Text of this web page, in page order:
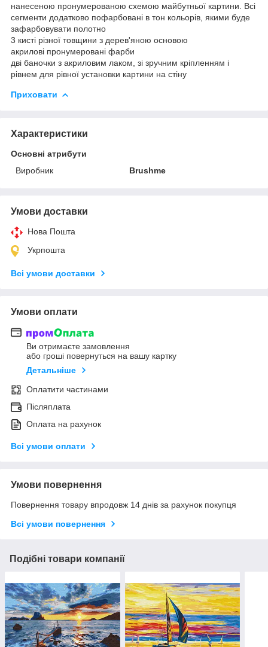
нанесеною пронумерованою схемою майбутньої картини. Всі
сегменти додатково пофарбовані в тон кольорів, якими буде
зафарбовувати полотно
3 кисті різної товщини з дерев'яною основою
акрилові пронумеровані фарби
дві баночки з акриловим лаком, зі зручним кріпленням і
рівнем для рівної установки картини на стіну
Приховати
Характеристики
Основні атрибути
Виробник
Brushme
Умови доставки
Нова Пошта
Укрпошта
Всі умови доставки
Умови оплати
Ви отримаєте замовлення
або гроші повернуться на вашу картку
Детальніше
Оплатити частинами
Післяплата
Оплата на рахунок
Всі умови оплати
Умови повернення
Повернення товару впродовж 14 днів за рахунок покупця
Всі умови повернення
Подібні товари компанії